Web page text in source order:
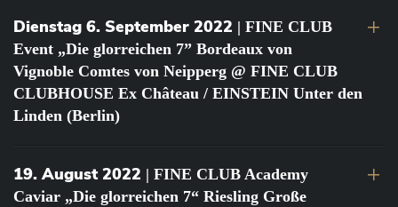
Dienstag 6. September 2022 | FINE CLUB
Event „Die glorreichen 7” Bordeaux von
Vignoble Comtes von Neipperg @ FINE CLUB
CLUBHOUSE Ex Château / EINSTEIN Unter den
Linden (Berlin)
19. August 2022 | FINE CLUB Academy
Caviar „Die glorreichen 7“ Riesling Große